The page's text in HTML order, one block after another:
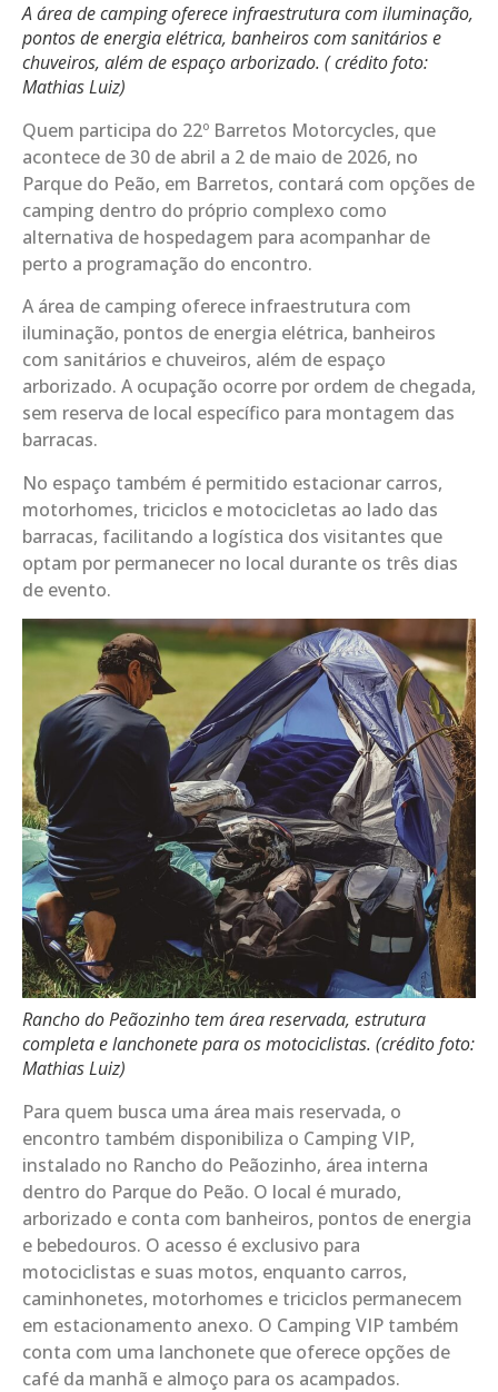
A área de camping oferece infraestrutura com iluminação,
pontos de energia elétrica, banheiros com sanitários e
chuveiros, além de espaço arborizado. ( crédito foto:
Mathias Luiz)
Quem participa do 22º Barretos Motorcycles, que
acontece de 30 de abril a 2 de maio de 2026, no
Parque do Peão, em Barretos, contará com opções de
camping dentro do próprio complexo como
alternativa de hospedagem para acompanhar de
perto a programação do encontro.
A área de camping oferece infraestrutura com
iluminação, pontos de energia elétrica, banheiros
com sanitários e chuveiros, além de espaço
arborizado. A ocupação ocorre por ordem de chegada,
sem reserva de local específico para montagem das
barracas.
No espaço também é permitido estacionar carros,
motorhomes, triciclos e motocicletas ao lado das
barracas, facilitando a logística dos visitantes que
optam por permanecer no local durante os três dias
de evento.
Rancho do Peãozinho tem área reservada, estrutura
completa e lanchonete para os motociclistas. (crédito foto:
Mathias Luiz)
Para quem busca uma área mais reservada, o
encontro também disponibiliza o Camping VIP,
instalado no Rancho do Peãozinho, área interna
dentro do Parque do Peão. O local é murado,
arborizado e conta com banheiros, pontos de energia
e bebedouros. O acesso é exclusivo para
motociclistas e suas motos, enquanto carros,
caminhonetes, motorhomes e triciclos permanecem
em estacionamento anexo. O Camping VIP também
conta com uma lanchonete que oferece opções de
café da manhã e almoço para os acampados.